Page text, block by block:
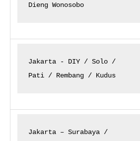
Dieng Wonosobo
Jakarta - DIY / Solo /
Pati / Rembang / Kudus
Jakarta – Surabaya /